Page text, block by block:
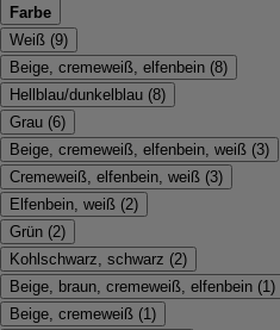
Farbe
Weiß (9)
Beige, cremeweiß, elfenbein (8)
Hellblau/dunkelblau (8)
Grau (6)
Beige, cremeweiß, elfenbein, weiß (3)
Cremeweiß, elfenbein, weiß (3)
Elfenbein, weiß (2)
Grün (2)
Kohlschwarz, schwarz (2)
Beige, braun, cremeweiß, elfenbein (1 )
Beige, cremeweiß (1 )